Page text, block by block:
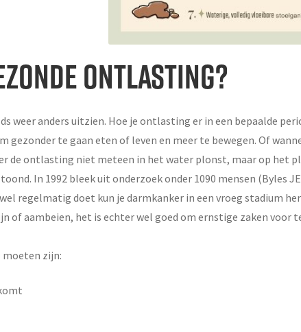
ONTLASTING?
weer anders uitzien. Hoe je ontlasting er in een bepaalde
te gaan eten of leven en meer te bewegen. Of
de ontlasting niet meteen in het water plonst, maar op
In 1992 bleek uit onderzoek onder 1090 mensen
regelmatig doet kun je darmkanker in een vroeg stadium
of aambeien, het is echter wel goed om ernstige zaken voor
moeten zijn: